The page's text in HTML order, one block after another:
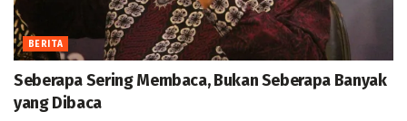
BERITA
Seberapa Sering Membaca, Bukan Seberapa Banyak
yang Dibaca